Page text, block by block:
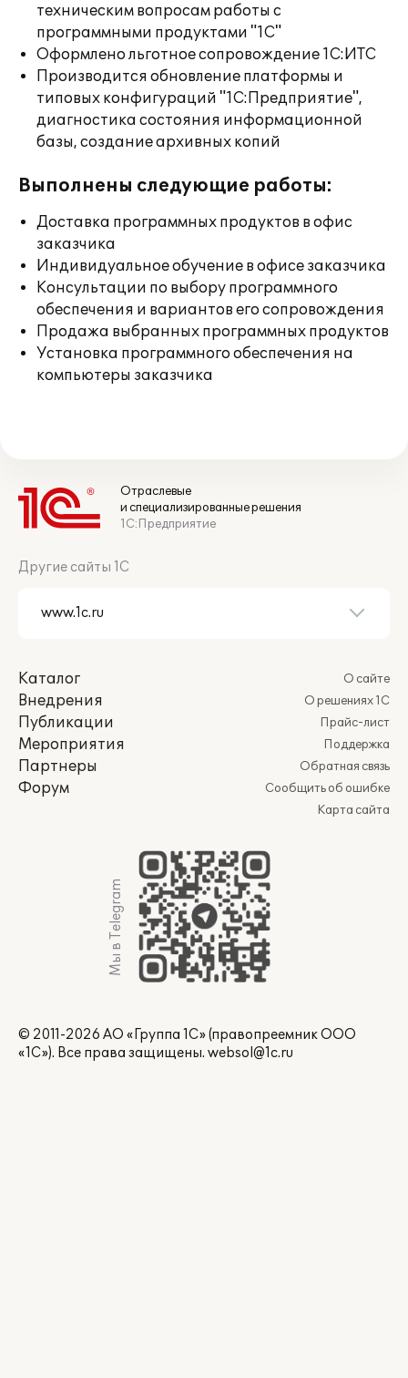
техническим вопросам работы с
программными продуктами "1С"
Оформлено льготное сопровождение 1С:ИТС
Производится обновление платформы и
типовых конфигураций "1С:Предприятие",
диагностика состояния информационной
базы, создание архивных копий
Выполнены следующие работы:
Доставка программных продуктов в офис
заказчика
Индивидуальное обучение в офисе заказчика
Консультации по выбору программного
обеспечения и вариантов его сопровождения
Продажа выбранных программных продуктов
Установка программного обеспечения на
компьютеры заказчика
Отраслевые
и специализированные решения
1С:Предприятие
Другие сайты 1С
Каталог
Внедрения
Публикации
Мероприятия
Партнеры
Форум
О сайте
О решениях 1С
Прайс-лист
Поддержка
Обратная связь
Сообщить об ошибке
Карта сайта
Мы в Telegram
© 2011-2026 АО «Группа 1С» (правопреемник ООО
«1С»). Все права защищены. websol@1c.ru